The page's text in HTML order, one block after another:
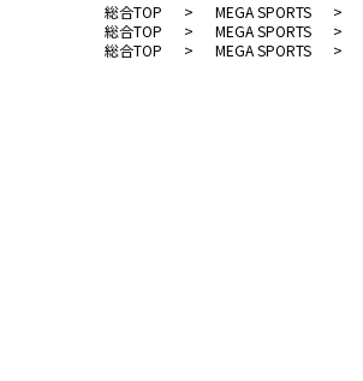
総合TOP > MEGA SPORTS >
総合TOP
> MEGA SPORTS >
総合TOP
> MEGA SPORTS >